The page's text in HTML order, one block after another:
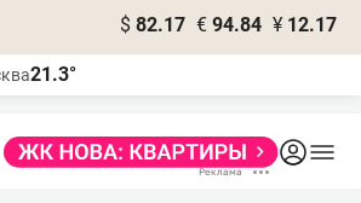
$ 82.17 € 94.84 ¥ 12.17
21.3°